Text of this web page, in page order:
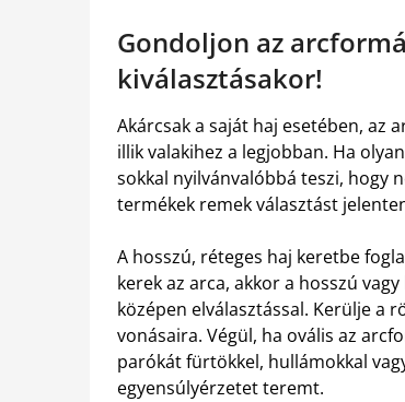
Gondoljon az
kiválasztásakor!
Akárcsak a saját haj esetében, az
illik valakihez a legjobban. Ha
sokkal nyilvánvalóbbá teszi, hogy
termékek remek választást
A hosszú, réteges haj keretbe
kerek az arca, akkor a hosszú
középen elválasztással. Kerülje a
vonásaira. Végül, ha ovális az
parókát fürtökkel, hullámokkal
egyensúlyérzetet teremt.